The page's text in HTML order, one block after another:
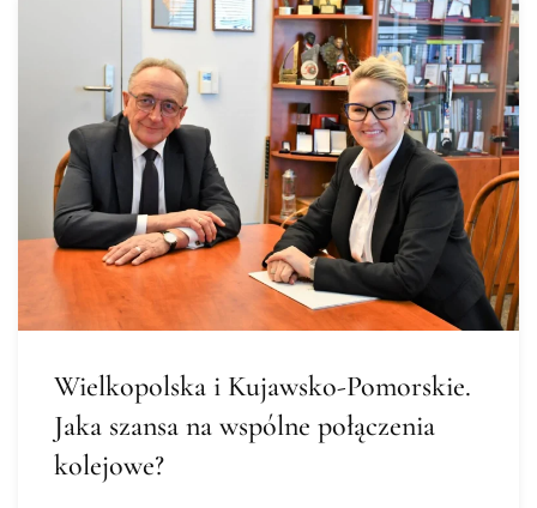
Wielkopolska i Kujawsko-Pomorskie.
Jaka szansa na wspólne połączenia
kolejowe?